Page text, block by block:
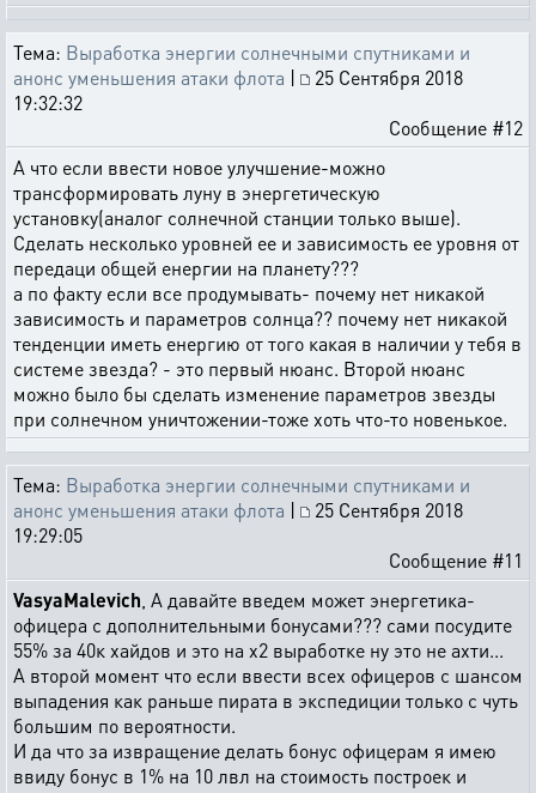
Тема: Выработка энергии солнечными спутниками и
анонс уменьшения атаки флота |
25 Сентября 2018
19:32:32
Сообщение #12
А что если ввести новое улучшение-можно
трансформировать луну в энергетическую
установку(аналог солнечной станции только выше).
Сделать несколько уровней ее и зависимость ее уровня от
передаци общей енергии на планету???
а по факту если все продумывать- почему нет никакой
зависимость и параметров солнца?? почему нет никакой
тенденции иметь енергию от того какая в наличии у тебя в
системе звезда? - это первый нюанс. Второй нюанс
можно было бы сделать изменение параметров звезды
при солнечном уничтожении-тоже хоть что-то новенькое.
Тема: Выработка энергии солнечными спутниками и
анонс уменьшения атаки флота |
25 Сентября 2018
19:29:05
Сообщение #11
VasyaMalevich , А давайте введем может энергетика-
офицера с дополнительными бонусами??? сами посудите
55% за 40к хайдов и это на х2 выработке ну это не ахти...
А второй момент что если ввести всех офицеров с шансом
выпадения как раньше пирата в экспедиции только с чуть
большим по вероятности.
И да что за извращение делать бонус офицерам я имею
ввиду бонус в 1% на 10 лвл на стоимость построек и